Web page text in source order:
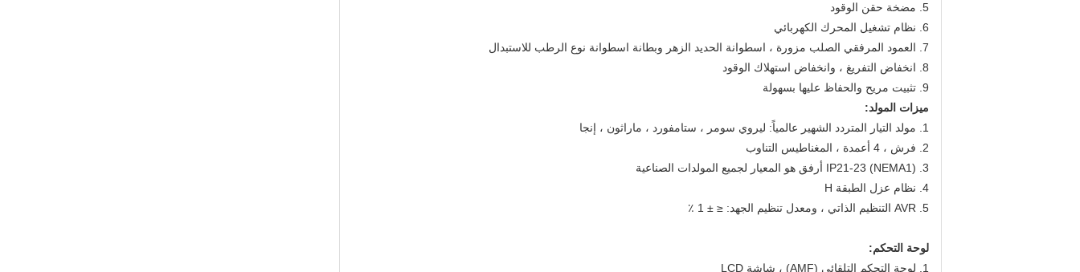
5. مضخة حقن الوقود
6. نظام تشغيل المحرك الكهربائي
7. العمود المرفقي الصلب مزورة ، اسطوانة الحديد الزهر وبطانة اسطوانة نوع الرطب للاستبدال
8. انخفاض التفريغ ، وانخفاض استهلاك الوقود
9. تثبيت مريح والحفاظ عليها بسهولة
ميزات المولد:
1. مولد التيار المتردد الشهير عالمياً: ليروي سومر ، ستامفورد ، ماراثون ، إنجا
2. فرش ، 4 أعمدة ، المغناطيس التناوب
3. IP21-23 (NEMA1) أرفق هو المعيار لجميع المولدات الصناعية
4. نظام عزل الطبقة H
5. AVR التنظيم الذاتي ، ومعدل تنظيم الجهد: ≤ ± 1 ٪
لوحة التحكم:
1. لوحة التحكم التلقائي (AMF) ، شاشة LCD